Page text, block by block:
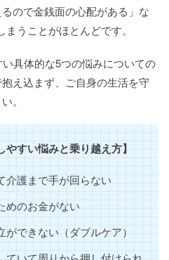
ので金銭面の心配がある」な
うことがほとんどです。
具体的な5つの悩みについての
え込まず、ご自身の生活を守
。
やすい悩みと乗り越え方】
護まで手が回らない
めのお金がない
できない（ダブルケア）